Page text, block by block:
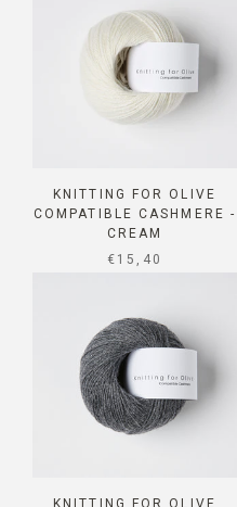
KNITTING FOR OLIVE
COMPATIBLE CASHMERE -
CREAM
SALE PRICE
€15,40
KNITTING FOR OLIVE